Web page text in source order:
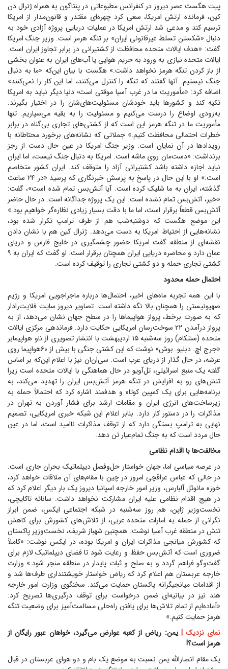
پیت هگست عصر دیروز در کنفرانس مطبوعاتی در پنتاگون به همراه ژنرال دن
کین، فرمانده ارتش امریکا، سعی کرد چهره‌ای مقتدر و قانون‌مدار از امریکا
ترسیم کند و مدعی شد ارتش امریکا در عملیات دریایی پروژه آزادی خود به
دنبال «شکستن تسلط غیرقانونی ایران» بر تنگه هرمز است. وزیر جنگ امریکا
گفت: «هدف ایالات متحده محافظت از کشتیرانی در برابر تجاوز ایران است.
ایالات متحده نیازی به ورود به حریم هوایی یا آب‌های ایران به عنوان بخشی
از باز کردن تنگه هرمز نخواهد داشت.» هگست با بیان این‌که «ما به دنبال
جنگ نیستیم. آنها گفتند که تنگه را کنترل می‌کنند، اما این کار را نمی‌کنند»
اضافه کرد: «مأموریت ما در غرب آسیا موقتی است؛ دنیا دیگر نباید به امریکا
تکیه کند و کشور‌ها باید خودشان مسئولیت‌های‌شان را در اختیار بگیرند.
به‌زودی اوضاع را درست می‌کنیم و مسئولیت را به بقیه می‌سپاریم. تنها
مأموریت ما در تنگه هرمز این است که از کشتی‌های تجاری بی‌گناه در برابر
خطرات احتمالی محافظت کنیم.» جملاتی که نشانه‌های برخورد محتاطانه با
رویداد‌ها در آن نمایان است. وزیر جنگ امریکا در عین حال دست از رجز
برنداشت: «دست‌مان روی ماشه است. امریکا به دنبال جنگ نیست، اما ایران
نباید اجازه داشته باشد کشتیرانی آزاد را متوقف کند. ایران کشور متخاصم
است.» او با این حال در پاسخ به پرسش خبرنگاری که پرسید «در ۲۴ ساعت
گذشته، ایران به ما شلیک کرده است. آیا آتش‌بس تمام شده است»، گفت:
«خیر، آتش‌بس تمام نشده است. این یک پروژه جداگانه است. در حال حاضر
آتش‌بس قطعاً برقرار است، اما ما با دقت بسیار زیادی نظاره‌گر خواهیم بود.»
این موضع هگست که دوشنبه‌شب هم از طرف ترامپ تکرار شده بود،
نشانه‌هایی از احتیاط امریکا به دست می‌دهد. ژنرال کین هم با نشان دادن
نقشه‌ای از منطقه گفت امریکا حضور چشمگیری در خلیج فارس و دریای
عمان دارد و محاصره دریایی ایران همچنان برقرار است. او گفت که ایران به ۹
کشتی تجاری حمله و دو کشتی تجاری را توقیف کرده است.
احتمال حمله محدود
با این همه تجربه ماه‌های اخیر، احتمال‌ها درباره ماجراجویی امریکا و رژیم
صهیونیستی را همچنان بالا نگه داشته است. تصاویر دیروز سایت فلایت‌رادار
که به صورت برخط، پرواز هواپیما‌ها را در سطح جهان نشان می‌دهد، از به
پرواز درآمدن ۲۲ سوخت‌رسان امریکایی حکایت دارد. فرماندهی مرکزی ایالات
متحده (سنتکام) روز سه‌شنبه ۱۵ اردیبهشت با انتشار تصویری از ناو هواپیمابر
«جرج اچ. دبلیو. بوش» نوشت که این کشتی جنگی با بیش از ۶۰‌هواپیما روی
عرشه، در حال گذار از دریای عرب است. سی‌ان‌ان نیز با اعلام این‌که بر اساس
گفته یک منبع اسرائیلی، تل‌آویو در حال هماهنگی با ایالات متحده است زیرا
تنش‌های رو به افزایش در تنگه هرمز آتش‌بس ایران را تهدید می‌کند، به
برنامه‌هایی برای یک کمپین کوتاه و هدفمند اشاره کرد که احتمالاً حمله به
زیرساخت‌های انرژی ایران و مقامات ارشد برای فشار آوردن به تهران در
مذاکرات را در دستور کار دارد. بنابر اعلام این شبکه خبری امریکایی، تصمیم
نهایی به ترامپ بستگی دارد که از توقف مذاکرات ناامید است، اما در عین
حال مردد است که به جنگ تمام‌عیار تن دهد.
مخالفت‌ها با اقدام نظامی
در عرصه سیاسی اما، جهان خواستار حل‌وفصل دیپلماتیک بحران جاری است.
در حالی که عباس عراقچی امروز در چین با مقام‌های آن ملاقات خواهد کرد،
خوزه مانوئل آلبارس، وزیر امور خارجه اسپانیا دیروز یک بار دیگر اعلام کرد که
در هیچ اقدام نظامی علیه ایران مشارکت نخواهد داشت. سانائه تاکایچی،
نخست‌وزیر ژاپن، هم روز سه‌شنبه در شبکه اجتماعی ایکس، ضمن ابراز
نگرانی از حمله به امارات متحده عربی، از تلاش‌های کشورش برای کاهش
تنش در منطقه غرب آسیا نوشت. همچنین شهباز شریف، نخست‌وزیر پاکستان
که کشورش میانجی مذاکرات ایران و امریکا بوده، در ایکس نوشت: «کاملاً
ضروری است که آتش‌بس حفظ و رعایت شود تا فضای دیپلماتیک لازم برای
گفت‌و‌گو فراهم گردد و به صلح و ثبات پایدار در منطقه منجر شود.» وزارت
خارجه عربستان هم اعلام کرد که ریاض خواستار خویشتنداری طرف‌ها شد و
از اقدامات میانجیگرانه پاکستان حمایت می‌کند. سخنگوی وزارت امور خارجه
هند نیز در بیانیه‌ای ضمن درخواست برای توقف درگیری‌ها تصریح کرد:
«آماده‌ایم از تمام تلاش‌ها برای یافتن راه‌حلی مسالمت‌آمیز برای وضعیت تنگه
هرمز حمایت کنیم.»
نمای نزدیک |یمن: ریاض از کعبه عوارض می‌گیرد، خواهان عبور رایگان از
هرمز است؟!
یک مقام انصارالله یمن نسبت به موضع یک بام و دو هوای عربستان در قبال